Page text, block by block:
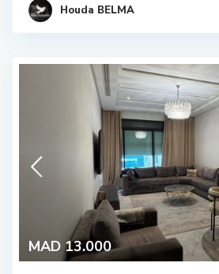
Houda BELMA
MAD 13.000